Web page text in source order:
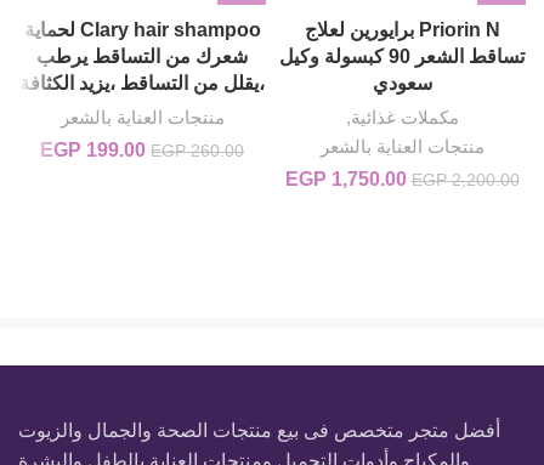
Priorin N برايورين لعلاج
تساقط الشعر 90 كبسولة وكيل
سعودي
مكملات غذائية,
منتجات العناية بالشعر
EGP2,200.00 السعر الأصلي هو: EGP 2,200.00.
EGP 1,750.00
Clary hair shampoo لحماية
شعرك من التساقط يرطب
،يقلل من التساقط ،يزيد الكثافة
منتجات العناية بالشعر
EGP260.00
السعر الأصلي
EGP 199.00
أفضل متجر متخصص فى بيع منتجات الصحة والجمال والزيوت
والمكياج وأدوات التجميل ومنتجات العناية بالطفل والبشرة